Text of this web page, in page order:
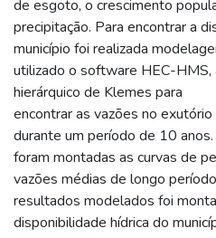
de esgoto, o crescimento
precipitação. Para encontrar a
município foi realizada
utilizado o software HEC-
hierárquico de Klemes para
encontrar as vazões no
durante um período de 10
foram montadas as curvas de
vazões médias de longo
resultados modelados foi
disponibilidade hídrica do